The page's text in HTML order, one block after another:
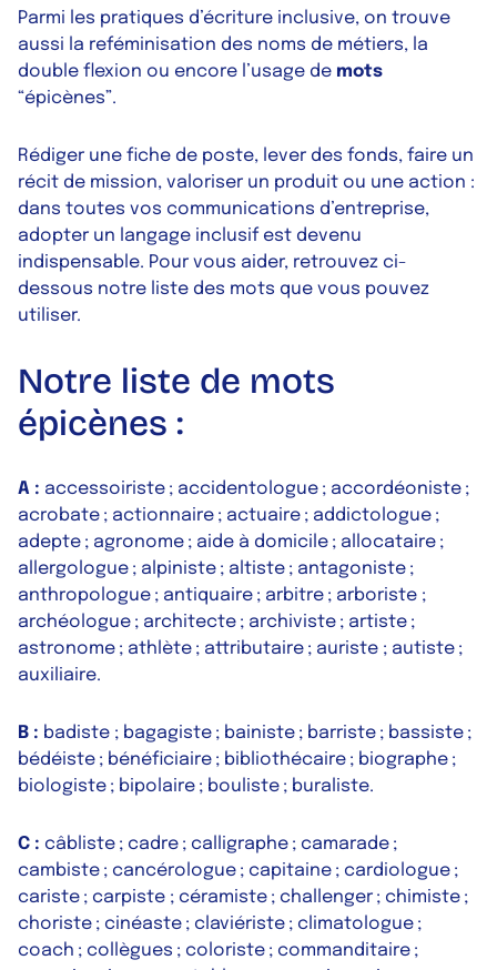
Parmi les pratiques d’écriture inclusive, on trouve
aussi la reféminisation des noms de métiers, la
double flexion ou encore l’usage de mots
“épicènes”.
Rédiger une fiche de poste, lever des fonds, faire un
récit de mission, valoriser un produit ou une action :
dans toutes vos communications d’entreprise,
adopter un langage inclusif est devenu
indispensable. Pour vous aider, retrouvez ci-
dessous notre liste des mots que vous pouvez
utiliser.
Notre liste de mots
épicènes :
A : accessoiriste ; accidentologue ; accordéoniste ;
acrobate ; actionnaire ; actuaire ; addictologue ;
adepte ; agronome ; aide à domicile ; allocataire ;
allergologue ; alpiniste ; altiste ; antagoniste ;
anthropologue ; antiquaire ; arbitre ; arboriste ;
archéologue ; architecte ; archiviste ; artiste ;
astronome ; athlète ; attributaire ; auriste ; autiste ;
auxiliaire.
B : badiste ; bagagiste ; bainiste ; barriste ; bassiste ;
bédéiste ; bénéficiaire ; bibliothécaire ; biographe ;
biologiste ; bipolaire ; bouliste ; buraliste.
C : câbliste ; cadre ; calligraphe ; camarade ;
cambiste ; cancérologue ; capitaine ; cardiologue ;
cariste ; carpiste ; céramiste ; challenger ; chimiste ;
choriste ; cinéaste ; claviériste ; climatologue ;
coach ; collègues ; coloriste ; commanditaire ;